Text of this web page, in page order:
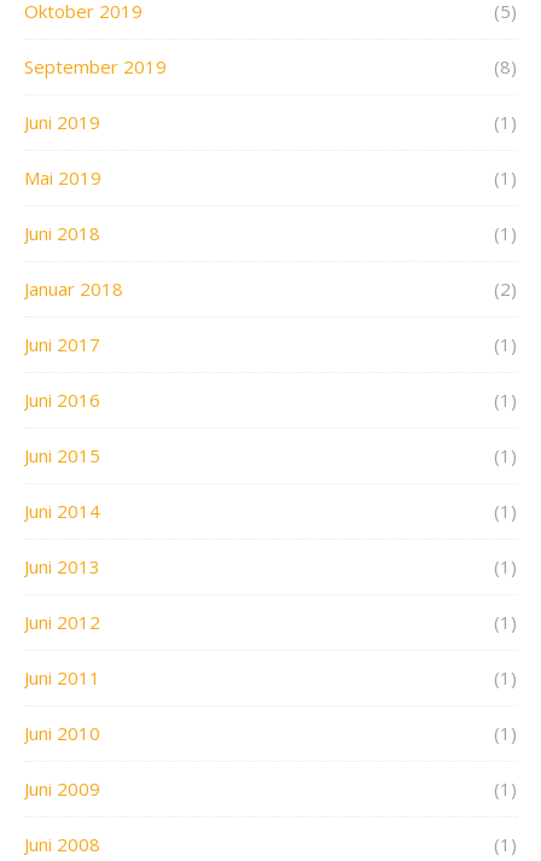
Oktober 2019 (5)
September 2019 (8)
Juni 2019 (1)
Mai 2019 (1)
Juni 2018 (1)
Januar 2018 (2)
Juni 2017 (1)
Juni 2016 (1)
Juni 2015 (1)
Juni 2014 (1)
Juni 2013 (1)
Juni 2012 (1)
Juni 2011 (1)
Juni 2010 (1)
Juni 2009 (1)
Juni 2008 (1)